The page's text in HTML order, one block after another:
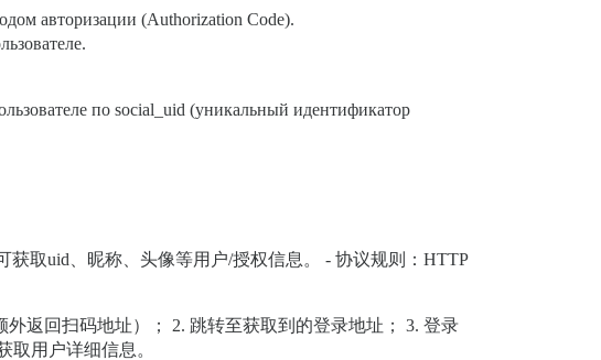
авторизации (Authorization Code).
по social_uid (уникальный идентификатор
取uid、昵称、头像等用户/授权信息。 - 协议规则：HTTP
返回扫码地址）； 2. 跳转至获取到的登录地址； 3. 登录
取用户详细信息。